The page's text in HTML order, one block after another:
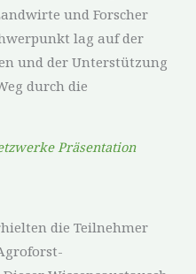
und Forscher
lag auf der
und der Unterstützung
durch die
Präsentation
die Teilnehmer